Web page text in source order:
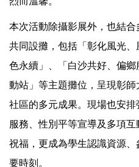
本次活動除攝影展外，也結
共同設攤，包括「彰化風光
色永續」、「白沙共好、偏
動站」等主題攤位，呈現彰
社區的多元成果。現場也安
服務、性別平等宣導及多項
祝福，更成為學生認識資源
要時刻。